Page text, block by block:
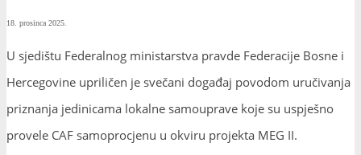
18. prosinca 2025.
U sjedištu Federalnog ministarstva pravde Federacije Bosne i
Hercegovine upriličen je svečani događaj povodom uručivanja
priznanja jedinicama lokalne samouprave koje su uspješno
provele CAF samoprocjenu u okviru projekta MEG II.